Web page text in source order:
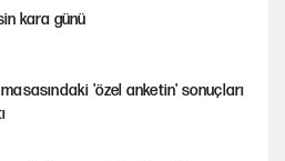
kara günü
masasındaki 'özel anketin' sonuçları